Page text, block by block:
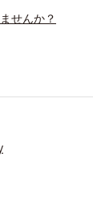
せんか？